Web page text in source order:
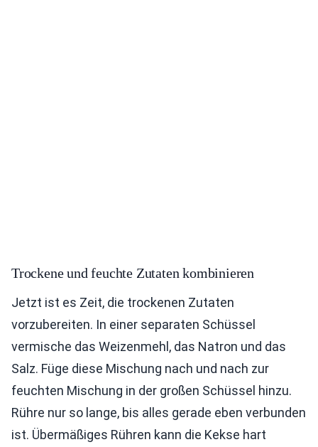
Trockene und feuchte Zutaten kombinieren
Jetzt ist es Zeit, die trockenen Zutaten
vorzubereiten. In einer separaten Schüssel
vermische das Weizenmehl, das Natron und das
Salz. Füge diese Mischung nach und nach zur
feuchten Mischung in der großen Schüssel hinzu.
Rühre nur so lange, bis alles gerade eben verbunden
ist. Übermäßiges Rühren kann die Kekse hart